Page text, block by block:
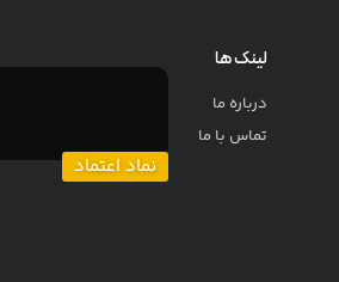
لینک ها
درباره ما
تماس با ما
نماد اعتماد